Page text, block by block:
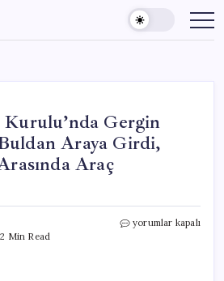
Gergin
Araya Girdi,
Araç
2 Min Read
TBMM
yorumlar kapalı